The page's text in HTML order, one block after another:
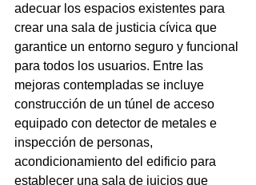
adecuar los espacios existentes para
crear una sala de justicia cívica que
garantice un entorno seguro y funcional
para todos los usuarios. Entre las
mejoras contempladas se incluye
construcción de un túnel de acceso
equipado con detector de metales e
inspección de personas,
acondicionamiento del edificio para
establecer una sala de juicios que